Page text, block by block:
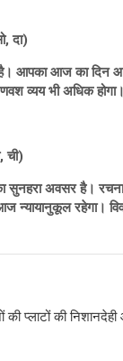
दा)
आज का दिन
व्यय भी अधिक
ची)
सुनहरा अवसर है।
न्यायानुकूल रहेगा।
प्लाटों की